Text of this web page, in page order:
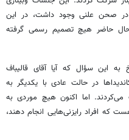
در صحن علنی وجود داشت، در این
حاضر هیچ تصمیم رسمی گرفته
این سؤال که آیا آقای قالیباف
در حالت عادی با یکدیگر به
اما اکنون هیچ موردی به
افراد رایزنی‌هایی انجام دهند،